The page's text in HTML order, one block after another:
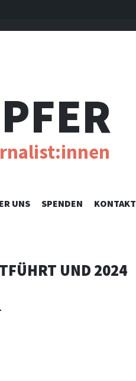
UNS SPENDEN KONTAKT
UND 2024